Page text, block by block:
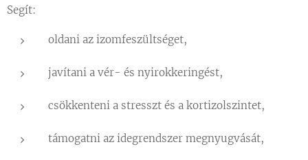
Segít:
oldani az izomfeszültséget,
javítani a vér- és nyirokkeringést,
csökkenteni a stresszt és a kortizolszintet,
támogatni az idegrendszer megnyugvását,